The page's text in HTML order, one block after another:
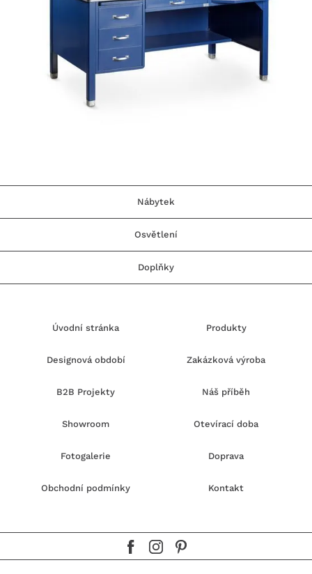
Nábytek
Osvětlení
Doplňky
Úvodní stránka Produkty
Designová období Zakázková výroba
B2B Projekty Náš příběh
Showroom Otevírací doba
Fotogalerie Doprava
Obchodní podmínky Kontakt